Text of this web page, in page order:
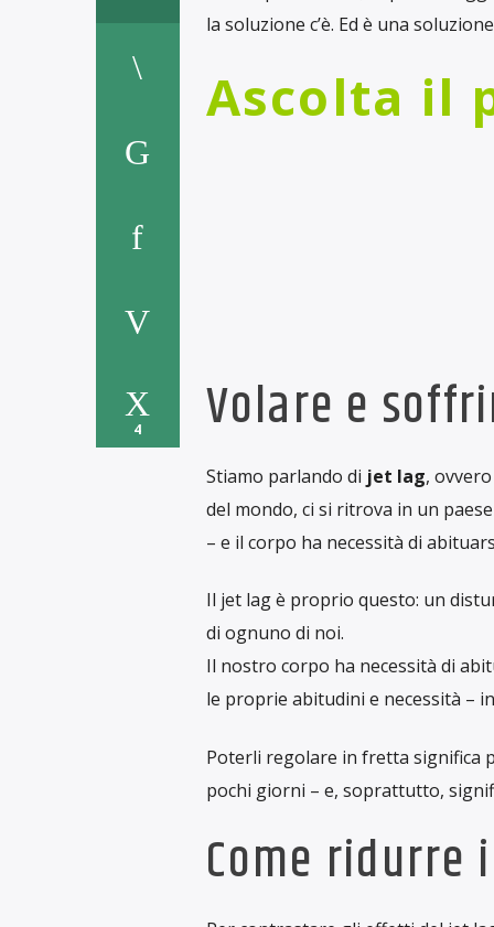
4
la soluzione c’è. Ed è una
Ascolta il
Volare e
Stiamo parlando di jet lag,
del mondo, ci si ritrova in un
– e il corpo ha necessità di
Il jet lag è proprio questo: un
di ognuno di noi.
Il nostro corpo ha necessità di
le proprie abitudini e necessità –
Poterli regolare in fretta significa
pochi giorni – e, soprattutto,
Come